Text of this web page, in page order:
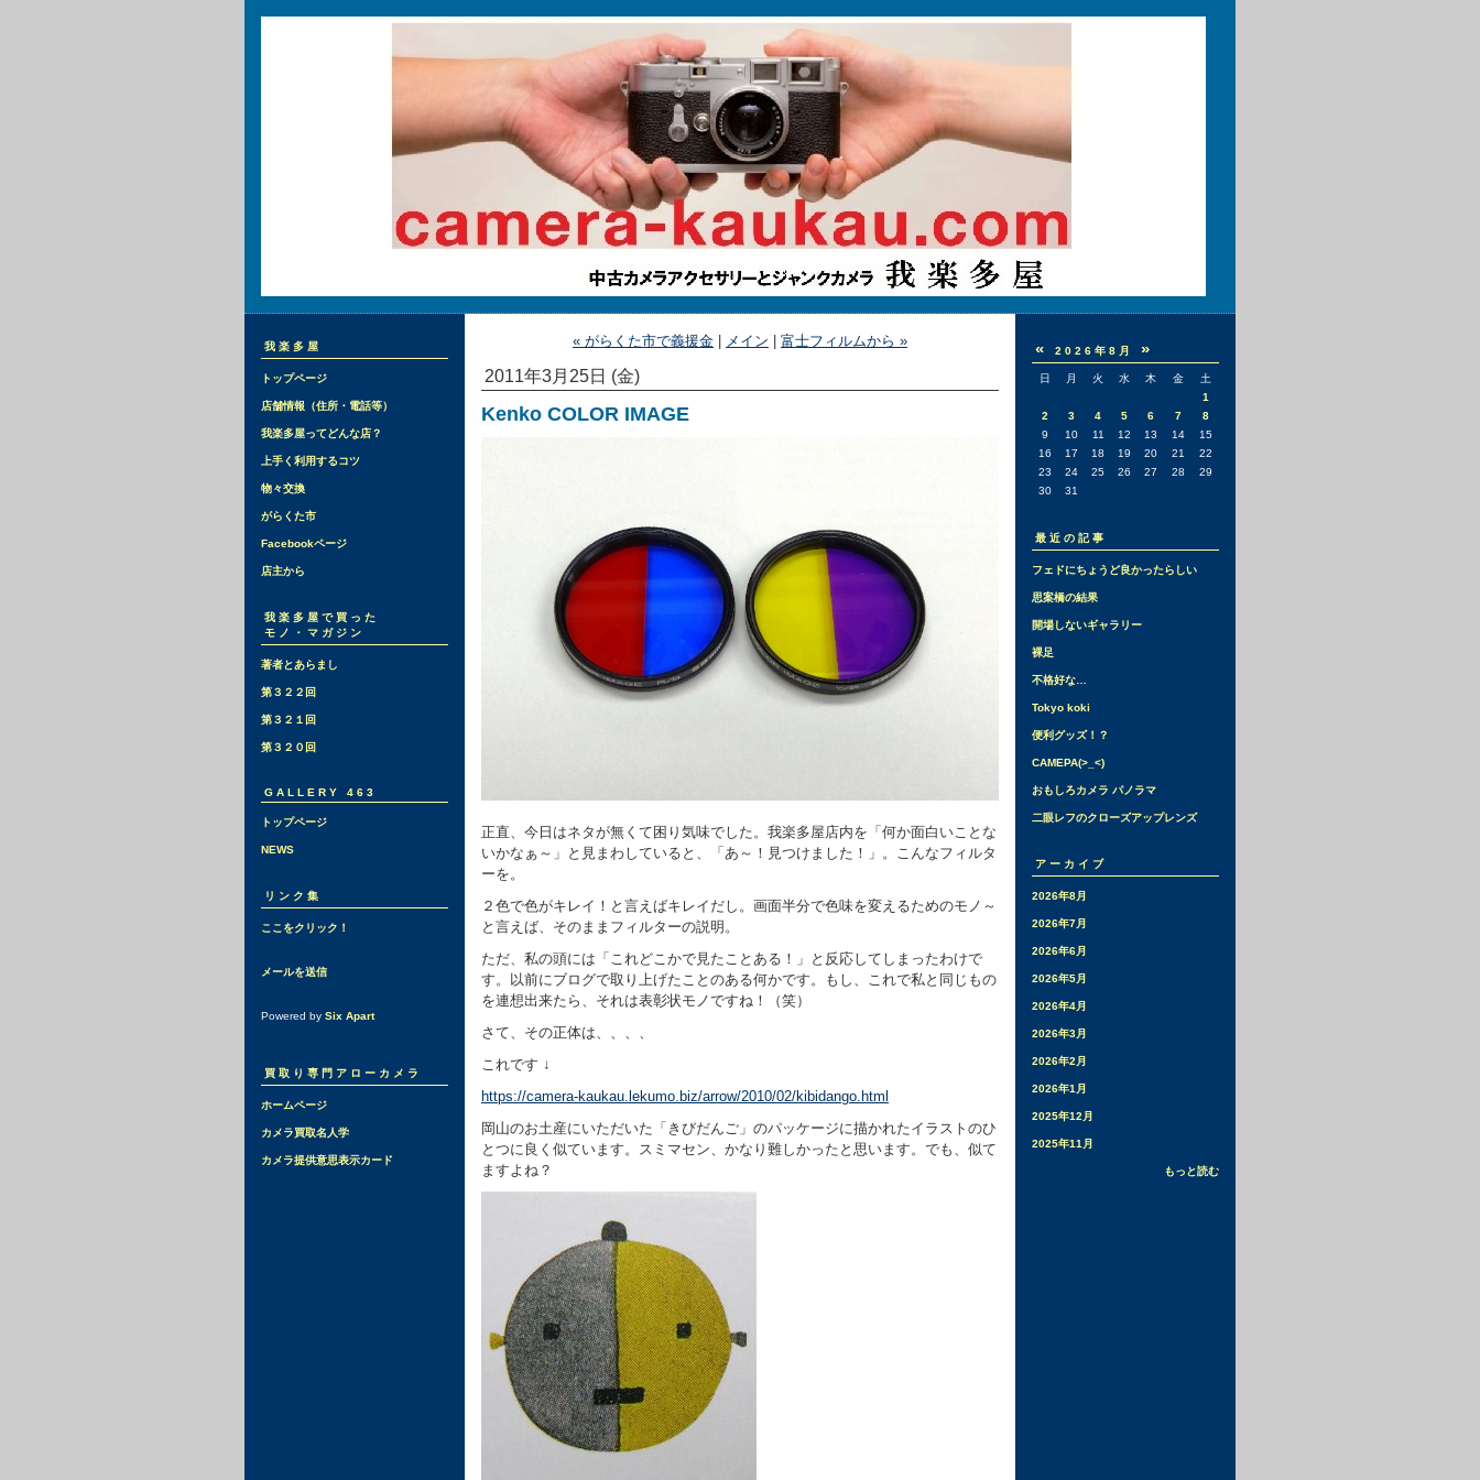
我楽多屋
トップページ
店舗情報（住所・電話等）
我楽多屋ってどんな店？
上手く利用するコツ
物々交換
がらくた市
Facebookページ
店主から
我楽多屋で買った
モノ・マガジン
著者とあらまし
第３２２回
第３２１回
第３２０回
GALLERY 463
トップページ
NEWS
リンク集
ここをクリック！
メールを送信
Powered by Six Apart
買取り専門アローカメラ
ホームページ
カメラ買取名人学
カメラ提供意思表示カード
« がらくた市で義援金 メイン 富士フィルムから »
2011年3月25日 (金)
Kenko COLOR IMAGE
正直、今日はネタが無くて困り気味でした。我楽多屋店内を「何か面白いことな
いかなぁ～」と見まわしていると、「あ～！見つけました！」。こんなフィルタ
ーを。
２色で色がキレイ！と言えばキレイだし。画面半分で色味を変えるためのモノ～
と言えば、そのままフィルターの説明。
ただ、私の頭には「これどこかで見たことある！」と反応してしまったわけで
す。以前にブログで取り上げたことのある何かです。もし、これで私と同じもの
を連想出来たら、それは表彰状モノですね！（笑）
さて、その正体は、、、、
これです ↓
https://camera-kaukau.lekumo.biz/arrow/2010/02/kibidango.html
岡山のお土産にいただいた「きびだんご」のパッケージに描かれたイラストのひ
とつに良く似ています。スミマセン、かなり難しかったと思います。でも、似て
ますよね？
« 2026年8月 »
日 月 火 水 木 金
土
1
2
3 4 5 6 7
8
9
10 11 12 13 14
15
16
17 18 19 20 21
22
23
24 25 26 27 28
29
30
31
最近の記事
フェドにちょうど良かったらしい
思案橋の結果
開場しないギャラリー
裸足
不格好な…
Tokyo koki
便利グッズ！？
CAMEPA(>_<)
おもしろカメラ パノラマ
二眼レフのクローズアップレンズ
アーカイブ
2026年8月
2026年7月
2026年6月
2026年5月
2026年4月
2026年3月
2026年2月
2026年1月
2025年12月
2025年11月
もっと読む